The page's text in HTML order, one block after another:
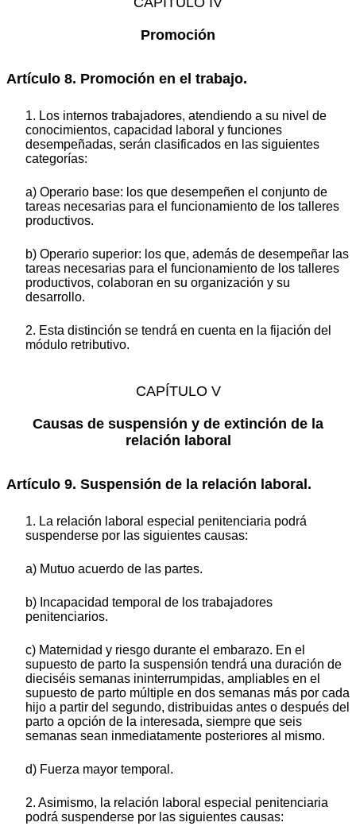
Promoción
Artículo 8. Promoción en el trabajo.
1. Los internos trabajadores, atendiendo a su nivel de
conocimientos, capacidad laboral y funciones
desempeñadas, serán clasificados en las siguientes
categorías:
a) Operario base: los que desempeñen el conjunto de
tareas necesarias para el funcionamiento de los talleres
productivos.
b) Operario superior: los que, además de desempeñar las
tareas necesarias para el funcionamiento de los talleres
productivos, colaboran en su organización y su
desarrollo.
2. Esta distinción se tendrá en cuenta en la fijación del
módulo retributivo.
CAPÍTULO V
Causas de suspensión y de extinción de la
relación laboral
Artículo 9. Suspensión de la relación laboral.
1. La relación laboral especial penitenciaria podrá
suspenderse por las siguientes causas:
a) Mutuo acuerdo de las partes.
b) Incapacidad temporal de los trabajadores
penitenciarios.
c) Maternidad y riesgo durante el embarazo. En el
supuesto de parto la suspensión tendrá una duración de
dieciséis semanas ininterrumpidas, ampliables en el
supuesto de parto múltiple en dos semanas más por cada
hijo a partir del segundo, distribuidas antes o después del
parto a opción de la interesada, siempre que seis
semanas sean inmediatamente posteriores al mismo.
d) Fuerza mayor temporal.
2. Asimismo, la relación laboral especial penitenciaria
podrá suspenderse por las siguientes causas: